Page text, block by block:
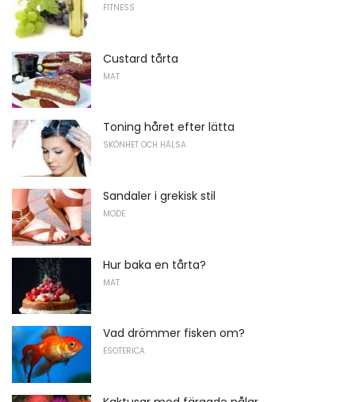
FITNESS
Custard tårta
MAT
Toning håret efter lätta
SKÖNHET OCH HÄLSA
Sandaler i grekisk stil
MODE
Hur baka en tårta?
MAT
Vad drömmer fisken om?
ESOTERICA